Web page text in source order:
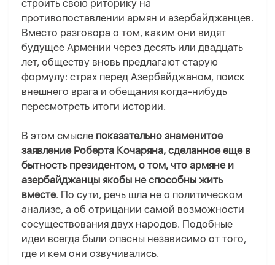
строить свою риторику на
противопоставлении армян и азербайджанцев.
Вместо разговора о том, каким они видят
будущее Армении через десять или двадцать
лет, обществу вновь предлагают старую
формулу: страх перед Азербайджаном, поиск
внешнего врага и обещания когда-нибудь
пересмотреть итоги истории.
В этом смысле показательно знаменитое
заявление Роберта Кочаряна, сделанное еще в
бытность президентом, о том, что армяне и
азербайджанцы якобы не способны жить
вместе. По сути, речь шла не о политическом
анализе, а об отрицании самой возможности
сосуществования двух народов. Подобные
идеи всегда были опасны независимо от того,
где и кем они озвучивались.